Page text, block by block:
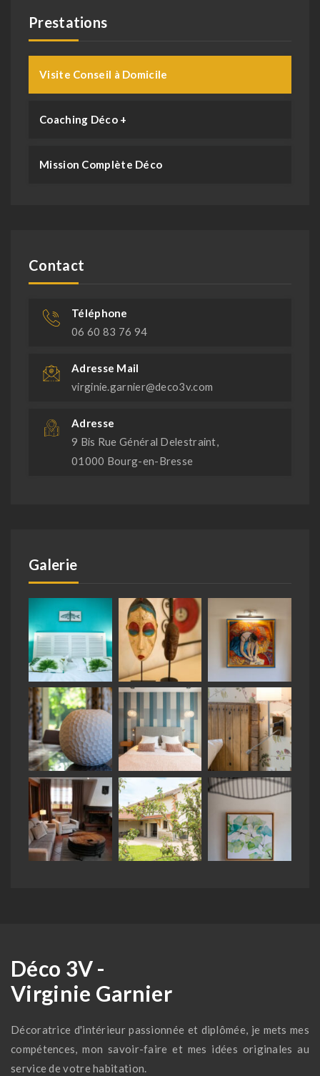
Prestations
Visite Conseil à Domicile
Coaching Déco +
Mission Complète Déco
Contact
Téléphone
06 60 83 76 94
Adresse Mail
virginie.garnier@deco3v.com
Adresse
9 Bis Rue Général Delestraint,
01000 Bourg-en-Bresse
Galerie
Déco 3V -
Virginie Garnier
Décoratrice d'intérieur passionnée et diplômée, je mets mes
compétences, mon savoir-faire et mes idées originales au
service de votre habitation.